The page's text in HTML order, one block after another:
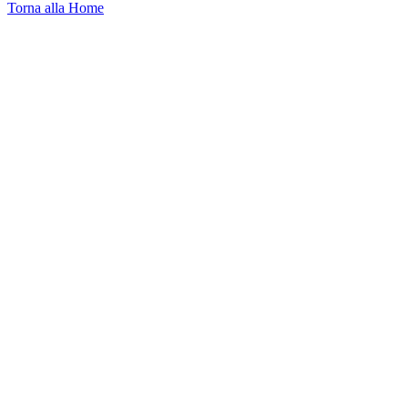
Torna alla Home